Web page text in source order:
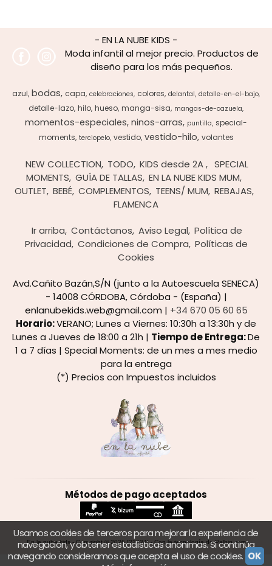
- EN LA NUBE KIDS -
Moda infantil al mejor precio. Productos de
diseño para los más pequeños.
azul bodas capa celebraciones colores delantal detalle-en-el-bajo
detalle-lazo hilo hueso manga-sisa mangas-de-cazuela
momentos-especiales ninos-arras puntilla special-
moments terciopelo vestido vestido-hilo volantes
NEW COLLECTION TODO KIDS desde 2A
SPECIAL
MOMENTS GUÍA DE TALLAS EN LA NUBE KIDS MUM
OUTLET BEBÉ COMPLEMENTOS TEENS/ MUM REBAJAS
FLAMENCA
Ir arriba Contáctanos Aviso Legal Política de
Privacidad Condiciones de Compra Políticas de
Cookies
Avd.Cañito Bazán,S/N (junto a la Autoescuela SENECA)
- 14008 CÓRDOBA, Córdoba - (España) |
enlanubekids.web@gmail.com | +34 670 05 60 65
Horario:VERANO; Lunes a Viernes: 10:30h a 13:30h y de
Lunes a Jueves de 18:00 a 21h | Tiempo de Entrega:De
1 a 7 días | Special Moments: de un mes a mes medio
para la entrega
(*) Precios con Impuestos incluidos
Métodos de pago aceptados
En la nube kids- Copyright © 2026 [22724] - Con la tecnología de Palbin.com
Usamos cookies de terceros para mejorar la experiencia de
navegación, y obtener estadísticas anónimas. Si continúa
navegando consideramos que acepta el uso de cookies. OK